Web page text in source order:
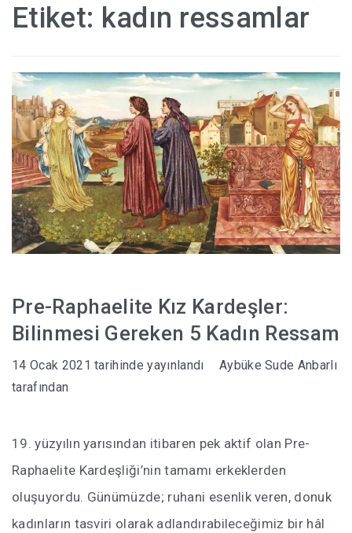
HABERLER
Etiket: kadın ressamlar
Pre-Raphaelite Kız Kardeşler:
Bilinmesi Gereken 5 Kadın Ressam
14 Ocak 2021 tarihinde yayınlandı
Aybüke Sude Anbarlı
tarafından
19. yüzyılın yarısından itibaren pek aktif olan Pre-
Raphaelite Kardeşliği’nin tamamı erkeklerden
oluşuyordu. Günümüzde; ruhani esenlik veren, donuk
kadınların tasviri olarak adlandırabileceğimiz bir hâl